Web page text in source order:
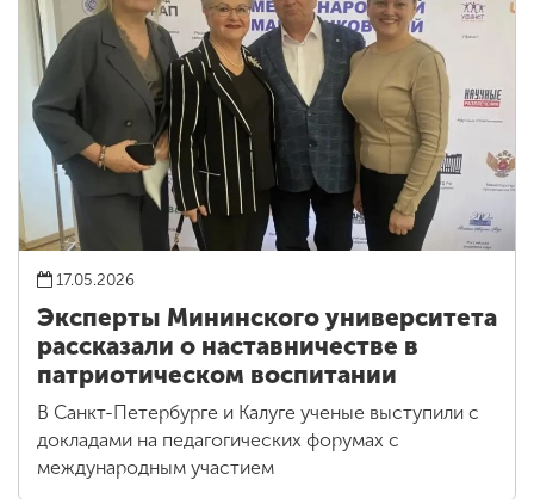
17.05.2026
Эксперты Мининского университета
рассказали о наставничестве в
патриотическом воспитании
В Санкт-Петербурге и Калуге ученые выступили с
докладами на педагогических форумах с
международным участием